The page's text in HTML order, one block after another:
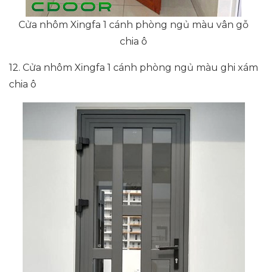
Cửa nhôm Xingfa 1 cánh phòng ngủ màu vân gỗ
chia ô
12. Cửa nhôm Xingfa 1 cánh phòng ngủ màu ghi xám
chia ô